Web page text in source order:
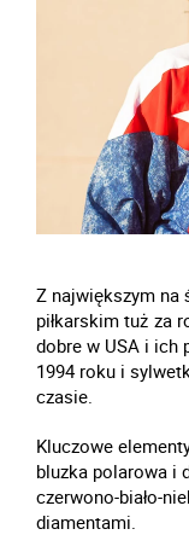
Z największym na
piłkarskim tuż za
dobre w USA i ich
1994 roku i
czasie.
Kluczowe
bluzka polarowa i
czerwono-biało-
diamentami.